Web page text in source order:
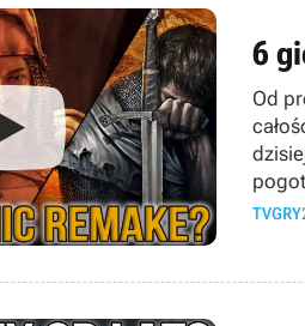
6
Od
TVGRY